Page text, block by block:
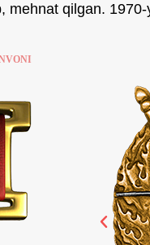
mehnat qilgan.